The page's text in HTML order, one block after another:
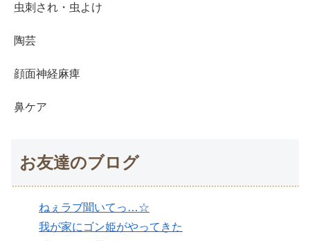
虫刺され・虫よけ
陶芸
顔面神経麻痺
鼻ケア
お友達のブログ
ねぇラブ聞いてっ…☆
我が家にゴン姫がやってきた